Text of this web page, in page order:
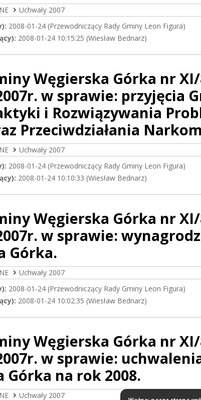
Uchwały 2007
2008-01-24 (Przewodniczący Rady Gminy Leon Figura)
2008-01-24 10:15:25 (Wiesław Bednarz)
Węgierska Górka nr
w sprawie: przyjęcia
i Rozwiązywania
Przeciwdziałania
Uchwały 2007
2008-01-24 (Przewodniczący Rady Gminy Leon Figura)
2008-01-24 10:10:33 (Wiesław Bednarz)
Węgierska Górka nr
w sprawie:
Górka.
Uchwały 2007
2008-01-24 (Przewodniczący Rady Gminy Leon Figura)
2008-01-24 10:02:35 (Wiesław Bednarz)
Węgierska Górka nr
w sprawie:
na rok 2008.
Uchwały 2007